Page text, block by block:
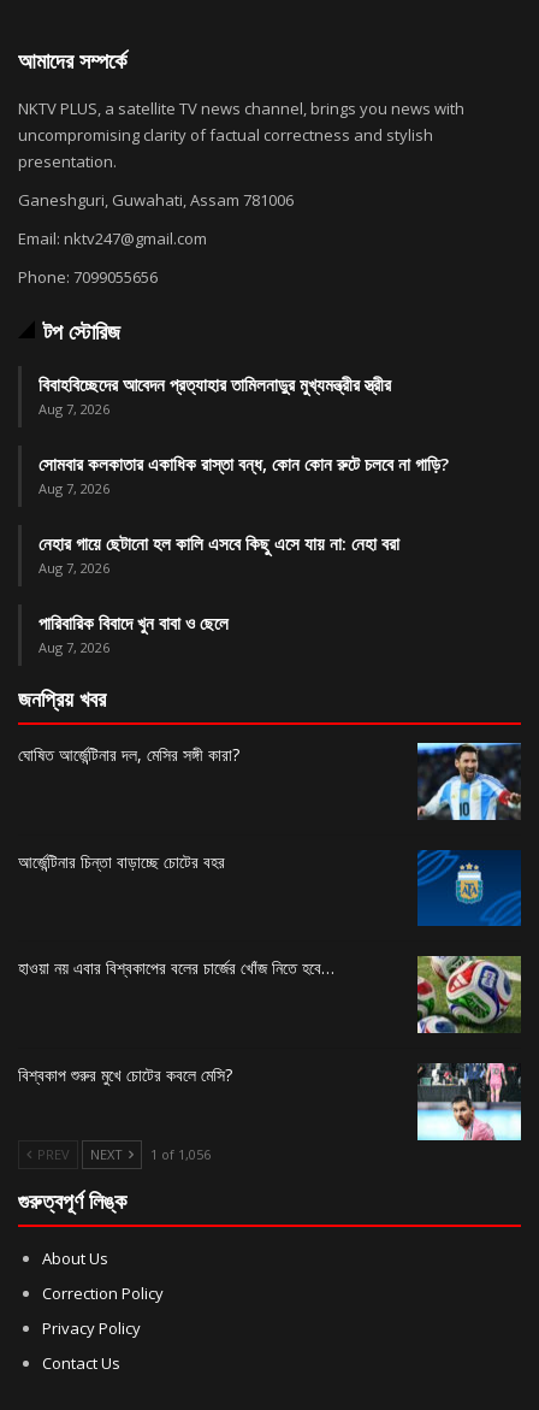
আমাদের সম্পর্কে
NKTV PLUS, a satellite TV news channel, brings you news with
uncompromising clarity of factual correctness and stylish
presentation.
Ganeshguri, Guwahati, Assam 781006
Email: nktv247@gmail.com
Phone: 7099055656
টপ স্টোরিজ
বিবাহবিচ্ছেদের আবেদন প্রত্যাহার তামিলনাড়ুর মুখ্যমন্ত্রীর স্ত্রীর
Aug 7, 2026
সোমবার কলকাতার একাধিক রাস্তা বন্ধ, কোন কোন রুটে চলবে না গাড়ি?
Aug 7, 2026
নেহার গায়ে ছেটানো হল কালি এসবে কিছু এসে যায় না: নেহা বরা
Aug 7, 2026
পারিবারিক বিবাদে খুন বাবা ও ছেলে
Aug 7, 2026
জনপ্রিয় খবর
ঘোষিত আর্জেন্টিনার দল, মেসির সঙ্গী কারা?
আর্জেন্টিনার চিন্তা বাড়াচ্ছে চোটের বহর
হাওয়া নয় এবার বিশ্বকাপের বলের চার্জের খোঁজ নিতে হবে…
বিশ্বকাপ শুরুর মুখে চোটের কবলে মেসি?
PREV NEXT 1 of 1,056
গুরুত্বপূর্ণ লিঙ্ক
About Us
Correction Policy
Privacy Policy
Contact Us